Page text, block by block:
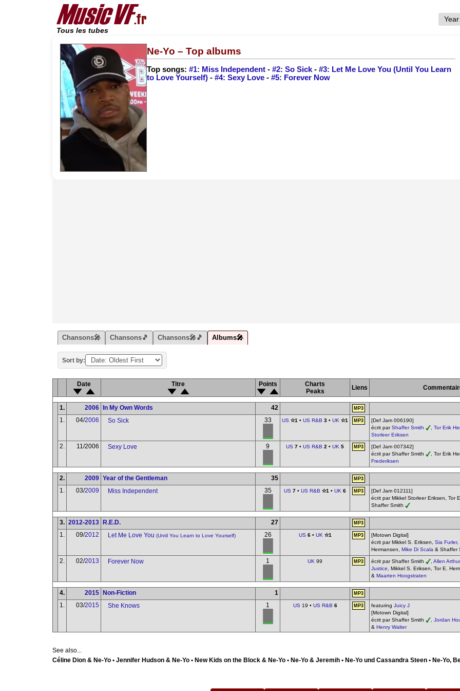
Tous les tubes
Ne-Yo – Top albums
Top songs: #1: Miss Independent - #2: So Sick - #3: Let Me Love You (Until You Learn
to Love Yourself) - #4: Sexy Love - #5: Forever Now
Chansons🎤 Chansons🎵 Chansons🎤🎵 Albums🎤
Sort by:
Date Titre Points
Charts
Peaks
Liens
1. 2006 In My Own Words 42 MP3
1. 04/2006 So Sick 33 US ✫1 • US R&B 3 • UK ✫1 MP3
[Def Jam 006190]
écrit parShaffer Smith Tor Erik
Storleer Eriksen
2. 11/2006 Sexy Love 9 US 7 • US R&B 2 • UK 5 MP3
[Def Jam 007342]
écrit par Shaffer Smith
, Tor Erik
Frederiksen
2. 2009 Year of the Gentleman 35 MP3
1. 03/2009 Miss Independent 35 US 7 • US R&B ✫1 • UK 6 MP3
[Def Jam 012111]
écrit par Mikkel Storleer Eriksen, Tor
Shaffer Smith
3. 2012-2013 R.E.D. 27 MP3
1. 09/2012 Let Me Love You (Until You Learn to Love Yourself) 26 US 6• UK ✫1 MP3
[Motown Digital]
écrit par Mikkel S. Eriksen, Sia Furler,
Hermansen, Mike Di Scala & Shaffer
2. 02/2013 Forever Now 1 UK 99 MP3 écrit par Shaffer Smith Allen Arthur
Justice , Mikkel S. Eriksen, Tor E.
& Maarten Hoogstraten
4. 2015 Non-Fiction 1 MP3
1. 03/2015 She Knows 1 US19 • US R&B 6 MP3 featuring Juicy J
[Motown Digital]
écrit par Shaffer Smith
Jordan
& Henry Walter
See also...
Céline Dion & Ne-Yo • Jennifer Hudson & Ne-Yo • New Kids on the Block & Ne-Yo • Ne-Yo & Jeremih • Ne-Yo und Cassandra Steen • Ne-Yo,